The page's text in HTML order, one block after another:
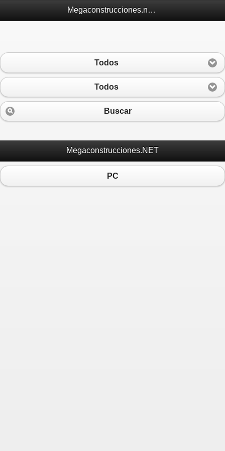
Megaconstrucciones.net Móvil
Todos
Todos
Buscar
Megaconstrucciones.NET
PC